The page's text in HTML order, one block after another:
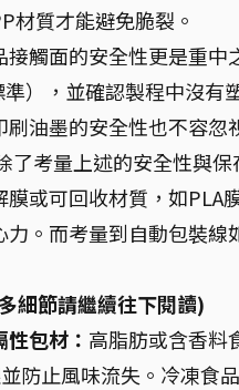
材質才能避免脆裂。
觸面的安全性更是重
），並確認製程中沒
油墨的安全性也不容忽
了考量上述的安全性與
或可回收材質，如PLA
。而考量到自動包裝
細節請繼續往下閱讀)
包材： 高脂肪或含香料
防止風味流失。冷凍食